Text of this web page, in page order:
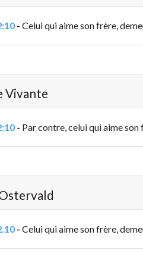
- Celui qui aime son frère,
Vivante
- Par contre, celui qui aime son
- Celui qui aime son frère,